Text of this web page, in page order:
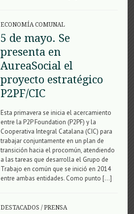
ECONOMÍA COMUNAL
5 de mayo. Se
presenta en
AureaSocial el
proyecto estratégico
P2PF/CIC
Esta primavera se inicia el acercamiento
entre la P2P Foundation (P2PF) y la
Cooperativa Integral Catalana (CIC) para
trabajar conjuntamente en un plan de
transición hacia el procomún, atendiendo
a las tareas que desarrolla el Grupo de
Trabajo en común que se inició en 2014
entre ambas entidades. Como punto […]
DESTACADOS /PRENSA